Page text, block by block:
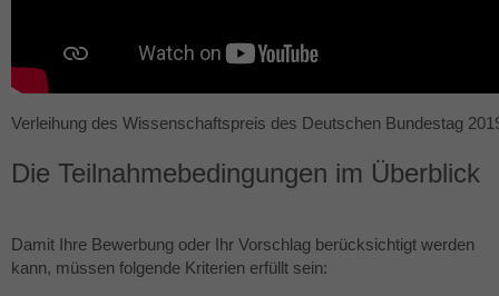
Verleihung des Wissenschaftspreis des Deutschen Bundestag
Die Teilnahmebedingungen im Überblick
Damit Ihre Bewerbung oder Ihr Vorschlag berücksichtigt werden
kann, müssen folgende Kriterien erfüllt sein: